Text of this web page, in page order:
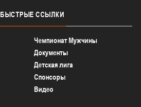
БЫСТРЫЕ ССЫЛКИ
Чемпионат Мужчины
Документы
Детская лига
Спонсоры
Видео